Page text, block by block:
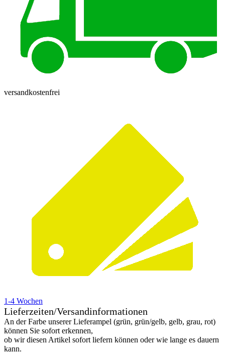
versandkostenfrei
1-4 Wochen
Lieferzeiten/Versandinformationen
An der Farbe unserer Lieferampel (grün, grün/gelb, gelb, grau, rot)
können Sie sofort erkennen,
ob wir diesen Artikel sofort liefern können oder wie lange es dauern
kann.